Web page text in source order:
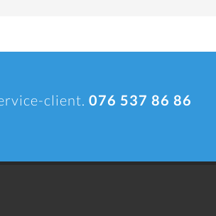
client. 076 537 86 86